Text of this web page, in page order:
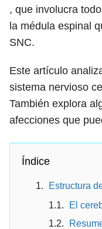
, que involucra
la médula espinal
SNC.
Este artículo
sistema nervioso
También explora
afecciones que
Índice
Estructura
El